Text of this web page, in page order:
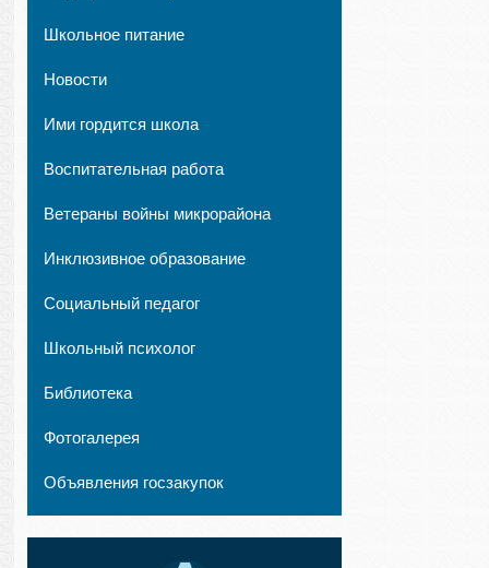
Школьное питание
Новости
Ими гордится школа
Воспитательная работа
Ветераны войны микрорайона
Инклюзивное образование
Социальный педагог
Школьный психолог
Библиотека
Фотогалерея
Объявления госзакупок